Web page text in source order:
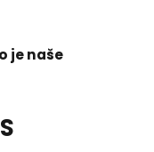
je naše